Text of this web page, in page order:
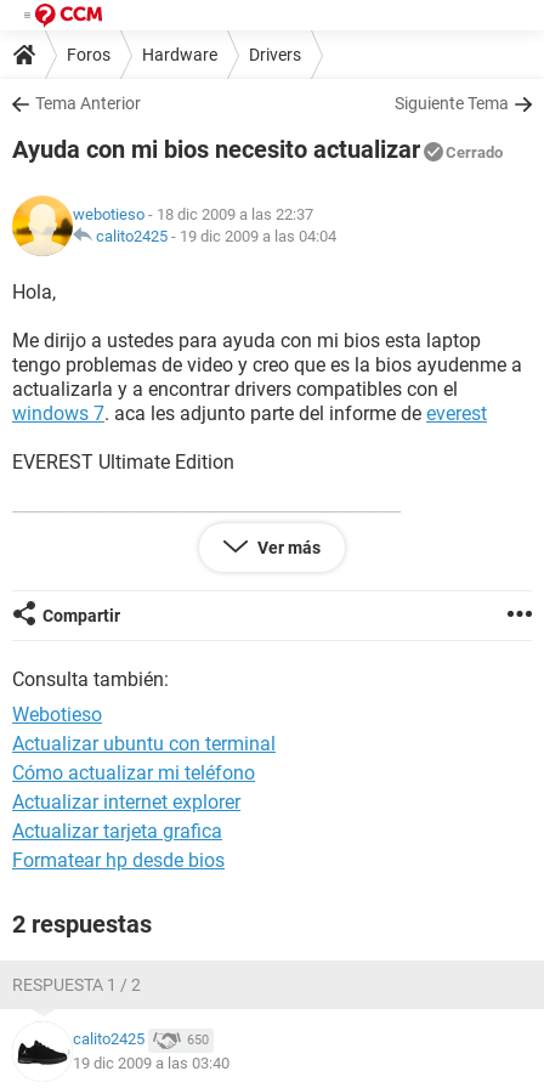
Foros Hardware Drivers
Tema Anterior Siguiente Tema
Ayuda con mi bios necesito actualizar Cerrado
webotieso - 18 dic 2009 a las 22:37
calito2425 - 19 dic 2009 a las 04:04
Hola,
Me dirijo a ustedes para ayuda con mi bios esta laptop
tengo problemas de video y creo que es la bios ayudenme a
actualizarla y a encontrar drivers compatibles con el
windows 7. aca les adjunto parte del informe de everest
EVEREST Ultimate Edition
--------------------------------------------------------------------------------
Benchmark Module 2.3.237.0
Sitio Web
Ordenador CARLOS_CRUZ-PC (Carlos Cruz)
Generador Carlos_Cruz
Sistema operativo Microsoft Windows Vista Ultimate
6.1.7600
Fecha 2009-12-18
Hora 16:55
Resumen
--------------------------------------------------------------------------------
Ordenador:
Tipo de ordenador Equipo basado en ACPI x86 (Mobile)
Sistema operativo Microsoft Windows Vista Ultimate
Service Pack del Sistema Operativo -
Ver más
Compartir
Consulta también:
Webotieso
Actualizar ubuntu con terminal
Cómo actualizar mi teléfono
Actualizar internet explorer
Actualizar tarjeta grafica
Formatear hp desde bios
2 respuestas
RESPUESTA 1 / 2
calito2425 650
19 dic 2009 a las 03:40